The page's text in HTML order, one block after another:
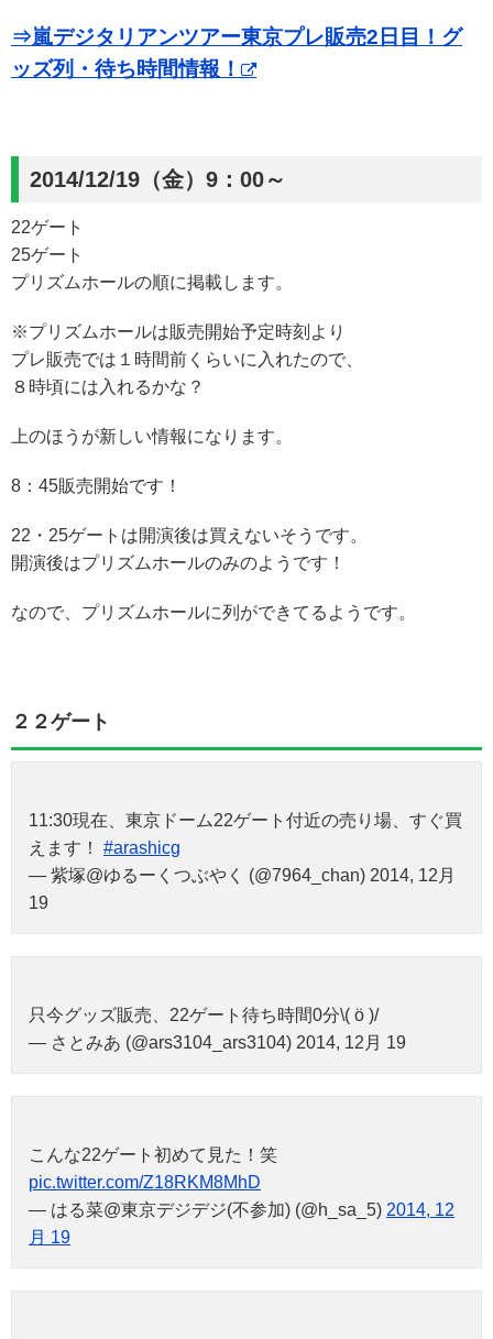
⇒嵐デジタリアンツアー東京プレ販売2日目！グ
ッズ列・待ち時間情報！
2014/12/19（金）9：00～
22ゲート
25ゲート
プリズムホールの順に掲載します。
※プリズムホールは販売開始予定時刻より
プレ販売では１時間前くらいに入れたので、
８時頃には入れるかな？
上のほうが新しい情報になります。
8：45販売開始です！
22・25ゲートは開演後は買えないそうです。
開演後はプリズムホールのみのようです！
なので、プリズムホールに列ができてるようです。
２２ゲート
11:30現在、東京ドーム22ゲート付近の売り場、すぐ買
えます！ #arashicg
— 紫塚@ゆるーくつぶやく (@7964_chan) 2014, 12月
19
只今グッズ販売、22ゲート待ち時間0分\( ö )/
— さとみあ (@ars3104_ars3104) 2014, 12月 19
こんな22ゲート初めて見た！笑
pic.twitter.com/Z18RKM8MhD
— はる菜@東京デジデジ(不参加) (@h_sa_5) 2014, 12
月 19